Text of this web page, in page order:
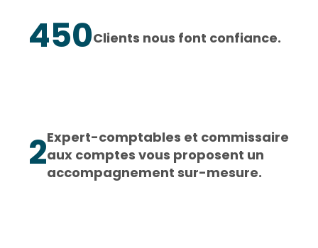
450Clients nous font confiance.
2Expert-comptables et commissaire
aux comptes vous proposent un
accompagnement sur-mesure.